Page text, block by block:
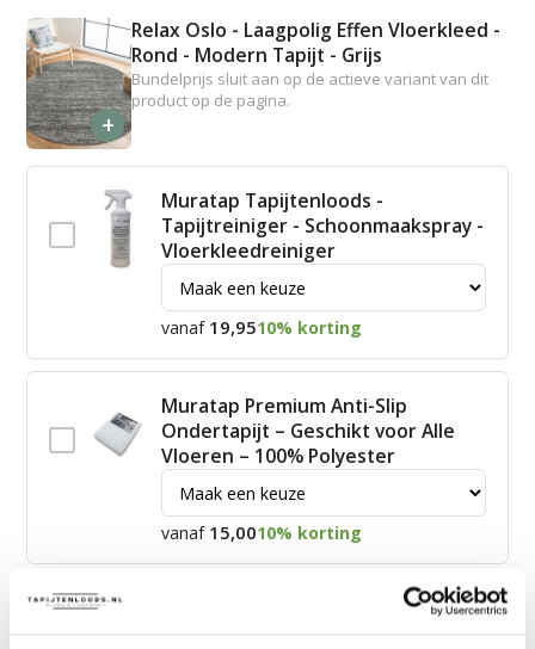
+
Relax Oslo - Laagpolig Effen Vloerkleed -
Rond - Modern Tapijt - Grijs
Bundelprijs sluit aan op de actieve variant van dit
product op de pagina.
Muratap Tapijtenloods -
Tapijtreiniger - Schoonmaakspray -
Vloerkleedreiniger
vanaf 19,9510% korting
Muratap Premium Anti-Slip
Ondertapijt – Geschikt voor Alle
Vloeren – 100% Polyester
vanaf 15,0010% korting
James Vloerkleed Schoonmaakset